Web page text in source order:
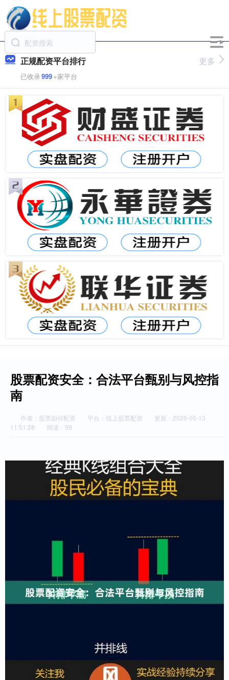
正规配资平台排行
已收录999+家平台
更多
股票配资安全：合法平台甄别与风控指
南
作者：股票如何配资 平台：线上股票配资
更新：2026-05-13
11:51:28
阅读：99